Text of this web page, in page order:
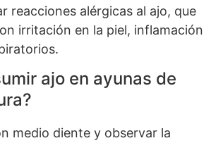
reacciones alérgicas al ajo, que
irritación en la piel, inflamación
ajo en ayunas de
medio diente y observar la